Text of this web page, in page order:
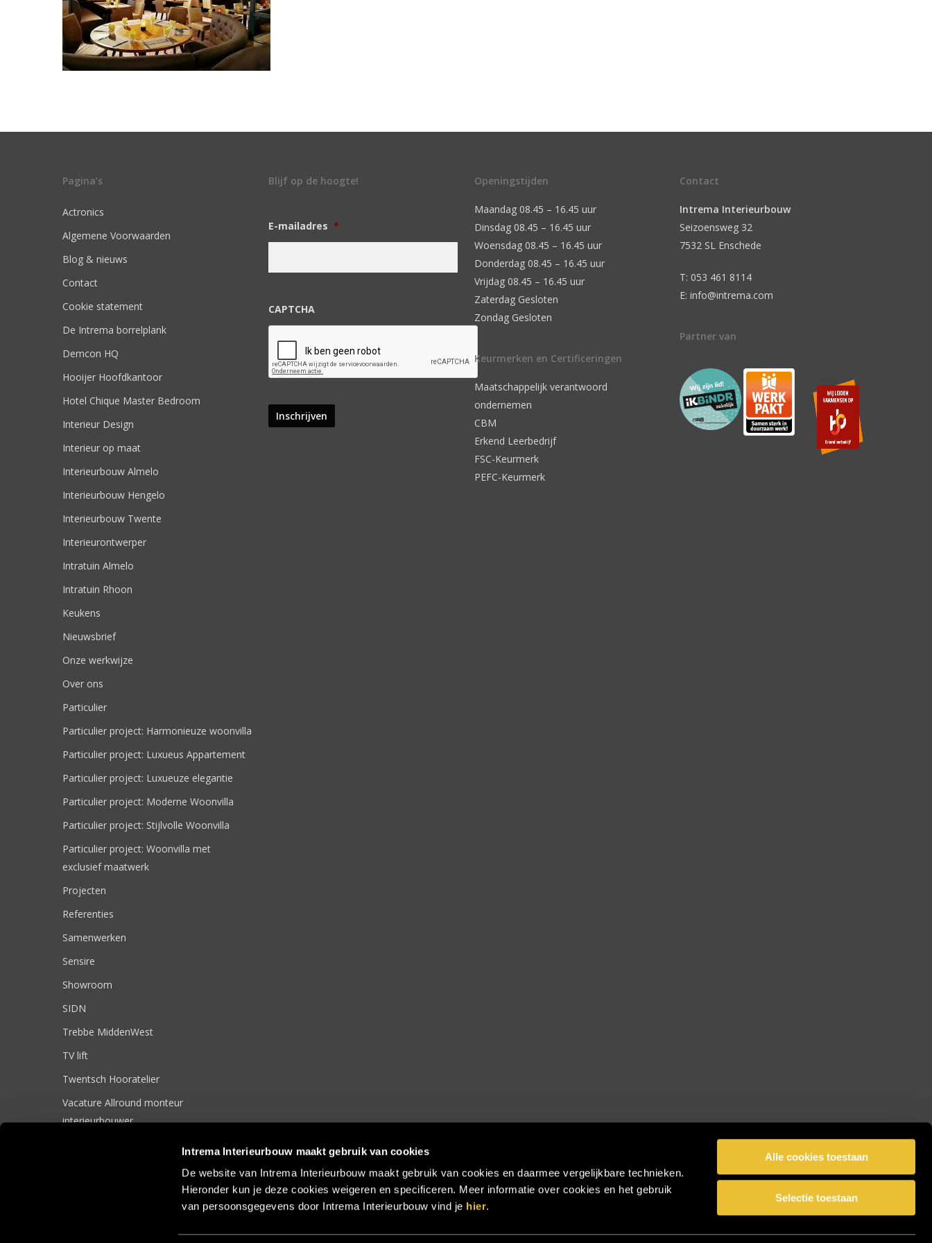
Intrema Interieurbouw maakt gebruik van cookies
De website van Intrema Interieurbouw maakt gebruik van cookies en daarmee vergelijkbare technieken.
Hieronder kun je deze cookies weigeren en specificeren. Meer informatie over cookies en het gebruik
van persoonsgegevens door Intrema Interieurbouw vind je hier.
Alle cookies toestaan
Selectie toestaan
Pagina’s
Actronics
Algemene Voorwaarden
Blog & nieuws
Contact
Cookie statement
De Intrema borrelplank
Demcon HQ
Hooijer Hoofdkantoor
Hotel Chique Master Bedroom
Interieur Design
Interieur op maat
Interieurbouw Almelo
Interieurbouw Hengelo
Interieurbouw Twente
Interieurontwerper
Intratuin Almelo
Intratuin Rhoon
Keukens
Nieuwsbrief
Onze werkwijze
Over ons
Particulier
Particulier project: Harmonieuze woonvilla
Particulier project: Luxueus Appartement
Particulier project: Luxueuze elegantie
Particulier project: Moderne Woonvilla
Particulier project: Stijlvolle Woonvilla
Particulier project: Woonvilla met
exclusief maatwerk
Projecten
Referenties
Samenwerken
Sensire
Showroom
SIDN
Trebbe MiddenWest
TV lift
Twentsch Hooratelier
Vacature Allround monteur
interieurbouwer
Blijf op de hoogte!
E-mailadres *
CAPTCHA
Openingstijden
Maandag 08.45 – 16.45 uur
Dinsdag 08.45 – 16.45 uur
Woensdag 08.45 – 16.45 uur
Donderdag 08.45 – 16.45 uur
Vrijdag 08.45 – 16.45 uur
Zaterdag Gesloten
Zondag Gesloten
Keurmerken en Certificeringen
Maatschappelijk verantwoord
ondernemen
CBM
Erkend Leerbedrijf
FSC-Keurmerk
PEFC-Keurmerk
Contact
Intrema Interieurbouw
Seizoensweg 32
7532 SL Enschede
T: 053 461 8114
E: info@intrema.com
Partner van
facebookpinterestlinkedininstagram